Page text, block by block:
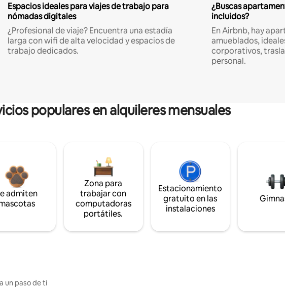
Espacios ideales para viajes de trabajo para
nómadas digitales
¿Profesional de viaje? Encuentra una estadía
larga con wifi de alta velocidad y espacios de
trabajo dedicados.
¿Buscas
incluidos?
En Airbnb, hay
amueblados,
corporativos,
personal.
populares en alquileres mensuales
admiten
Zona para
trabajar con
computadoras
portátiles.
Estacionamiento
gratuito en las
instalaciones
un paso de ti